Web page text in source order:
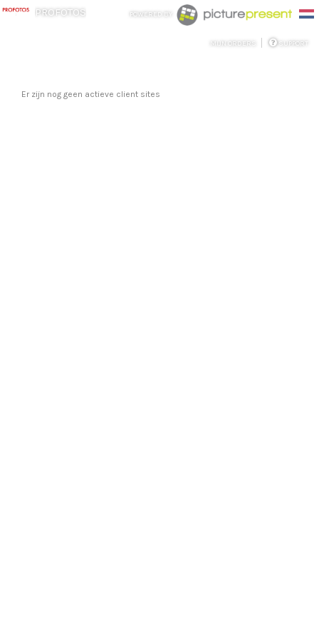
PROFOTOS POWERED BY
MIJN ORDERS SUPPORT
Er zijn nog geen actieve client sites